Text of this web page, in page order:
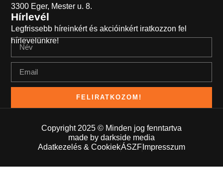
3300 Eger, Mester u. 8.
Hírlevél
Legfrissebb híreinkért és akcióinkért iratkozzon fel
hírlevelünkre!
FELIRATKOZOM!
Copyright 2025 © Minden jog fenntartva
made by darkside media
Adatkezelés & CookiekÁSZF Impresszum